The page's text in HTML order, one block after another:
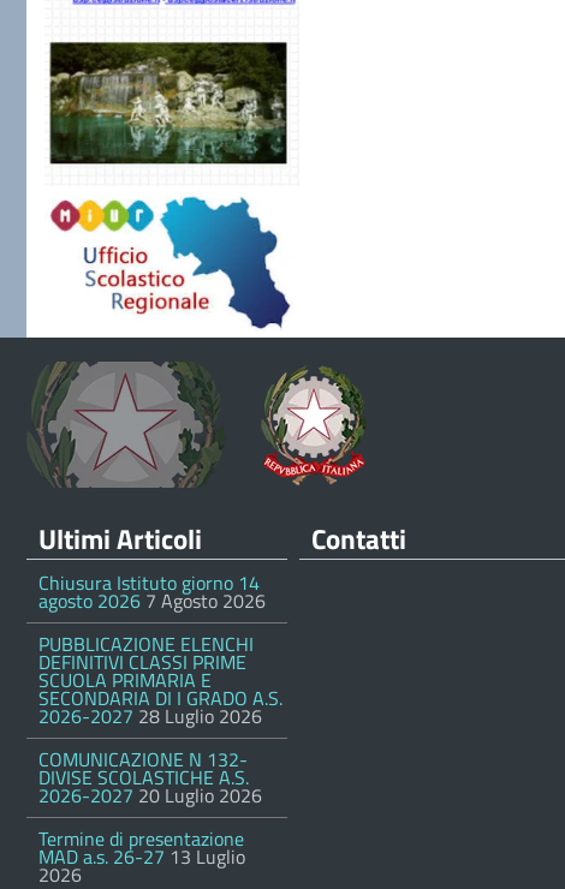
Ultimi Articoli
Chiusura Istituto giorno 14
agosto 2026 7 Agosto 2026
PUBBLICAZIONE ELENCHI
DEFINITIVI CLASSI PRIME
SCUOLA PRIMARIA E
SECONDARIA DI I GRADO A.S.
2026-2027 28 Luglio 2026
COMUNICAZIONE N 132-
DIVISE SCOLASTICHE A.S.
2026-2027 20 Luglio 2026
Termine di presentazione
MAD a.s. 26-27 13 Luglio
2026
Contatti